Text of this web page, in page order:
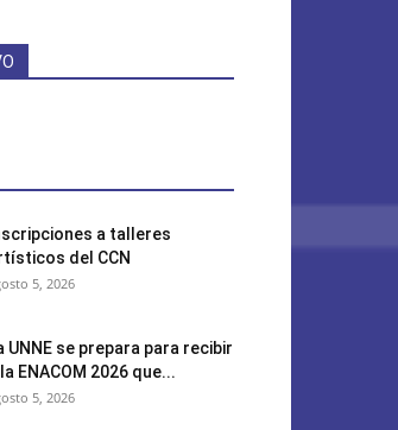
a talleres
del CCN
5, 2026
UNNE se prepara para recibir
ENACOM 2026 que...
5, 2026